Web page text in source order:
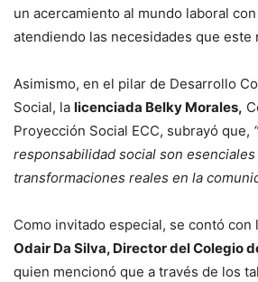
un acercamiento al mundo laboral
atendiendo las necesidades que este
Asimismo, en el pilar de Desarrollo
Social, la licenciada Belky Morales,
Proyección Social ECC, subrayó que,
responsabilidad social son
transformaciones reales en la
Como invitado especial, se contó con
Odair Da Silva, Director del Colegio
quien mencionó que a través de los